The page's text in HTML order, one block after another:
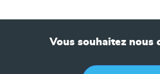
Vous souhaitez nous